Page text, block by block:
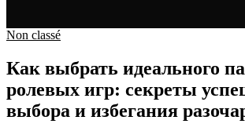
Non classé
Как выбрать идеального
ролевых игр: секреты
выбора и избегания